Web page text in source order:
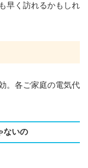
早く訪れるかもしれ
。各ご家庭の電気代
ないの